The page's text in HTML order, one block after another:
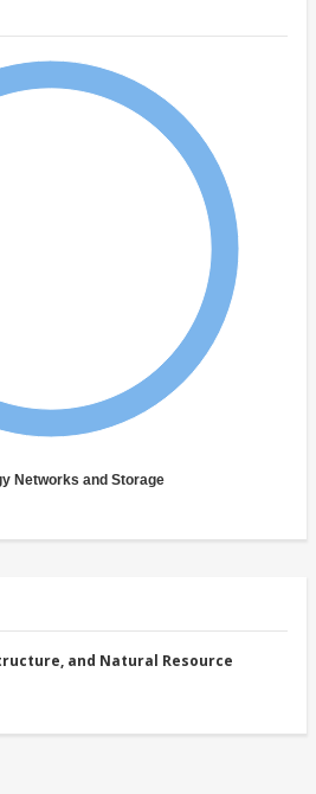
Networks and Storage
and Natural Resource